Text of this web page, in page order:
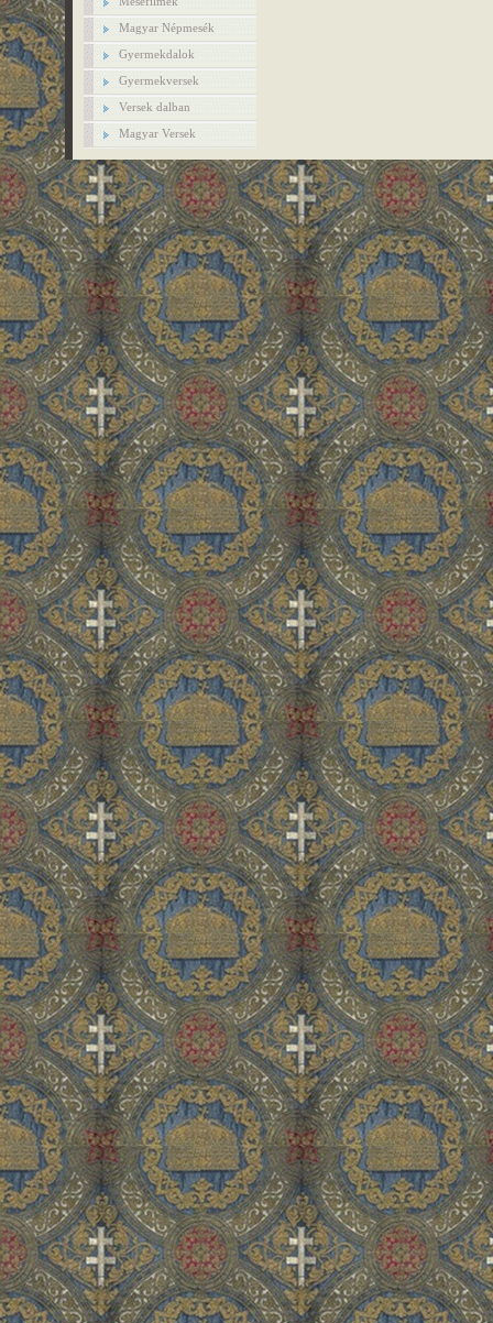
Magyar Népmesék
Gyermekdalok
Gyermekversek
Versek dalban
Magyar Versek